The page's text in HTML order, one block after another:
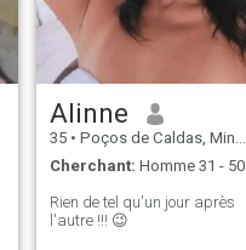
Alinne
35 • Poços de Caldas, Minas Gerais, Brésil
Cherchant: Homme 31 - 50
Rien de tel qu'un jour après
l'autre !!! 😉